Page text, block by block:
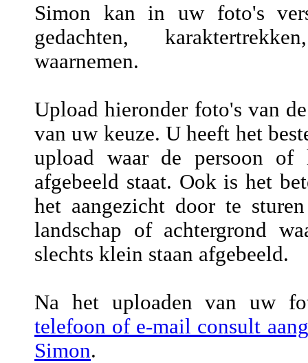
Simon kan in uw foto's
gedachten,
waarnemen.
Upload hieronder foto's van
van uw keuze. U heeft het
upload waar de persoon of
afgebeeld staat. Ook is het
het aangezicht door te
landschap of achtergrond
slechts klein staan afgebeeld.
Na het uploaden van uw
telefoon of e-mail consult
Simon.